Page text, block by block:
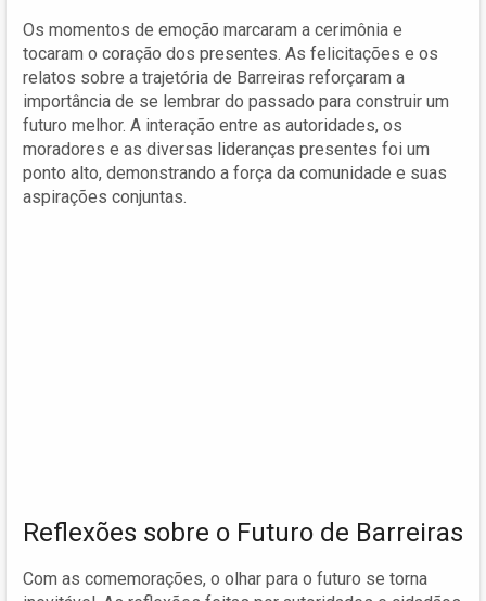
Os momentos de emoção marcaram a cerimônia e
tocaram o coração dos presentes. As felicitações e os
relatos sobre a trajetória de Barreiras reforçaram a
importância de se lembrar do passado para construir um
futuro melhor. A interação entre as autoridades, os
moradores e as diversas lideranças presentes foi um
ponto alto, demonstrando a força da comunidade e suas
aspirações conjuntas.
Reflexões sobre o Futuro de Barreiras
Com as comemorações, o olhar para o futuro se torna